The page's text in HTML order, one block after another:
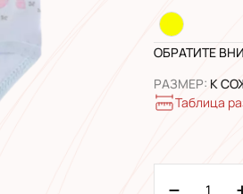
ОБРАТИТЕ
РАЗМЕР: К
Таблица